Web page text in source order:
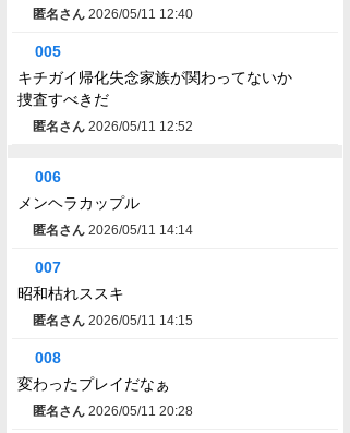
匿名さん 2026/05/11 12:40
005
キチガイ帰化失念家族が関わってないか
捜査すべきだ
匿名さん 2026/05/11 12:52
006
メンヘラカップル
匿名さん 2026/05/11 14:14
007
昭和枯れススキ
匿名さん 2026/05/11 14:15
008
変わったプレイだなぁ
匿名さん 2026/05/11 20:28